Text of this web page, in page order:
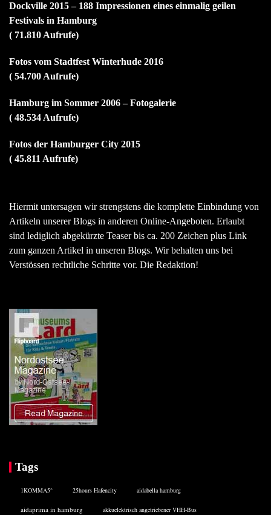
Dockville 2015 – 188 Impressionen eines einmalig geilen
Festivals in Hamburg
( 71.810 Aufrufe)
Fotos vom Stadtfest Winterhude 2016
( 54.700 Aufrufe)
Hamburg im Sommer 2006 – Fotogalerie
( 48.534 Aufrufe)
Fotos der Hamburger City 2015
( 45.811 Aufrufe)
Hiermit untersagen wir strengstens die komplette Einbindung von
Artikeln unserer Blogs in anderen Online-Angeboten. Erlaubt
sind lediglich abgekürzte Teaser bis ca. 200 Zeichen plus Link
zum ganzen Artikel in unseren Blogs. Wir behalten uns bei
Verstössen rechtliche Schritte vor. Die Redaktion!
Tags
1KOMMA5° 25hours Hafencity aidabella hamburg
aidaprima in hamburg akkuelektrisch angetriebener VHH-Bus